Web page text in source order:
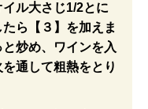
イル大さじ1/2とに
ら【３】を加えま
炒め、ワインを入
通して粗熱をとり